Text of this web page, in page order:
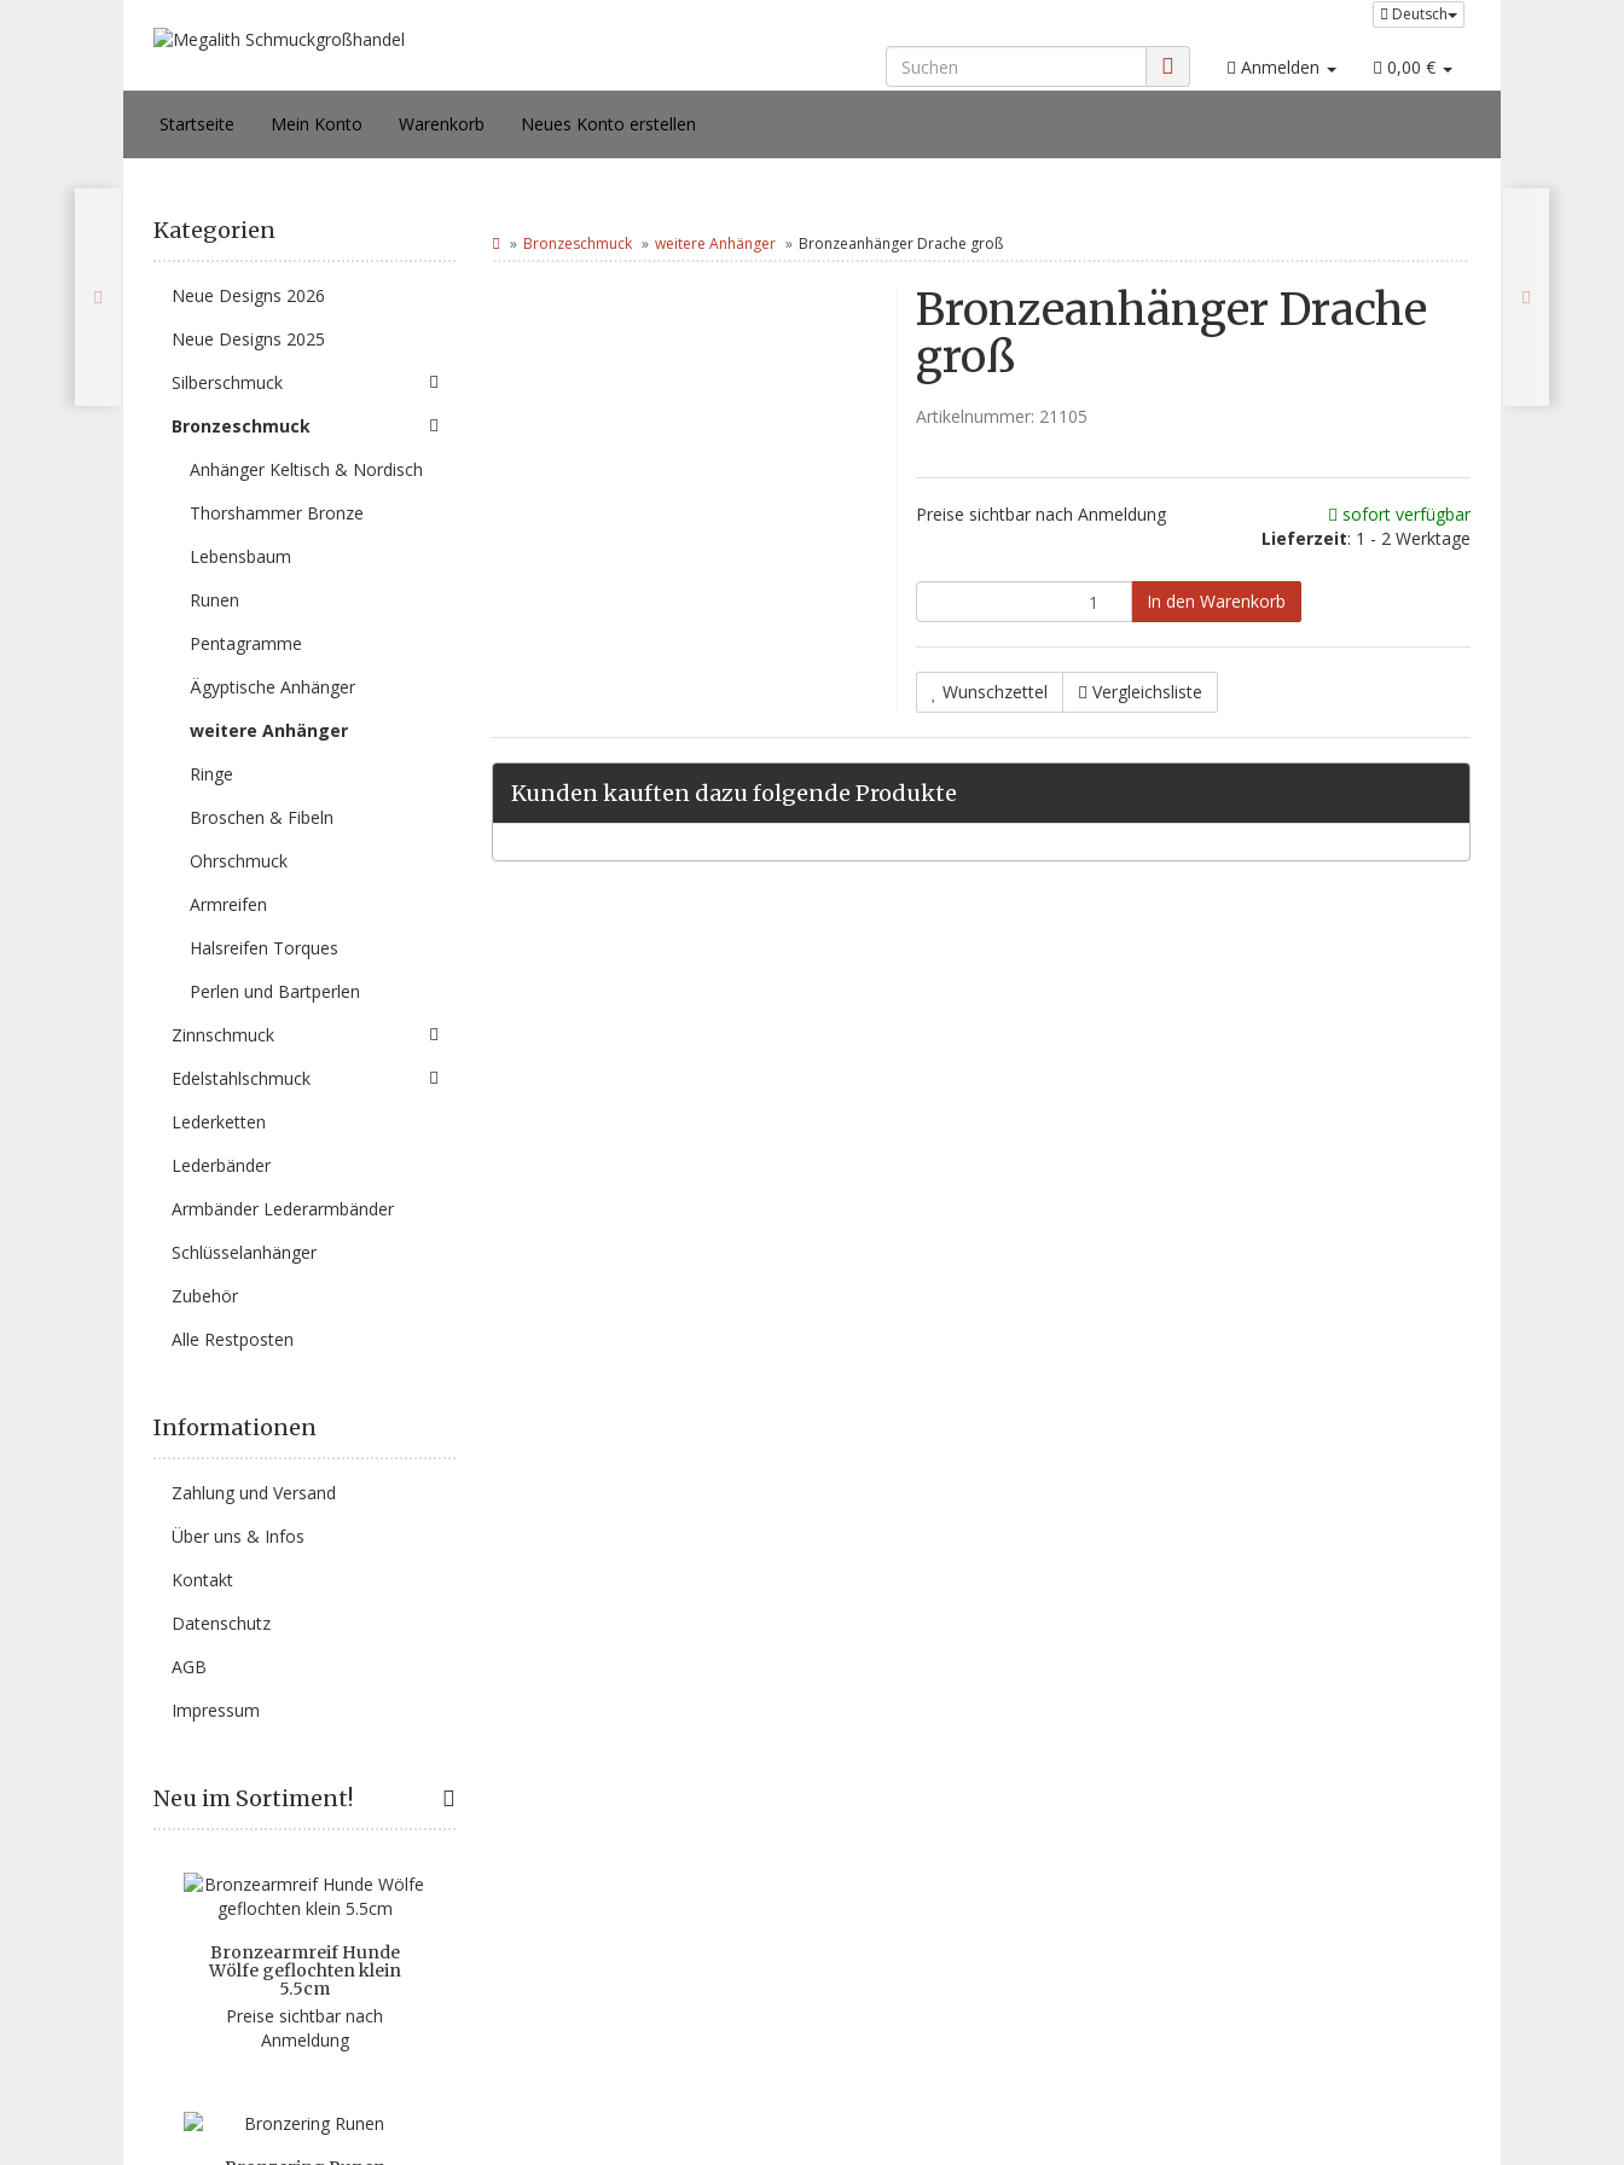
Deutsch
Anmelden 0,00 €
Startseite Mein Konto Warenkorb Neues Konto erstellen
Bronzeschmuck weitere Anhänger Bronzeanhänger Drache groß
Bronzeanhänger Drache
groß
Artikelnummer: 21105
Preise sichtbar nach Anmeldung
sofort verfügbar
Lieferzeit: 1 - 2 Werktage
In den Warenkorb
Wunschzettel Vergleichsliste
Kunden kauften dazu folgende Produkte
Kategorien
Neue Designs 2026
Neue Designs 2025
Silberschmuck
Bronzeschmuck
Anhänger Keltisch & Nordisch
Thorshammer Bronze
Lebensbaum
Runen
Pentagramme
Ägyptische Anhänger
weitere Anhänger
Ringe
Broschen & Fibeln
Ohrschmuck
Armreifen
Halsreifen Torques
Perlen und Bartperlen
Zinnschmuck
Edelstahlschmuck
Lederketten
Lederbänder
Armbänder Lederarmbänder
Schlüsselanhänger
Zubehör
Alle Restposten
Informationen
Zahlung und Versand
Über uns & Infos
Kontakt
Datenschutz
AGB
Impressum
Neu im Sortiment!
Bronzearmreif Hunde
Wölfe geflochten klein
5.5cm
Preise sichtbar nach
Anmeldung